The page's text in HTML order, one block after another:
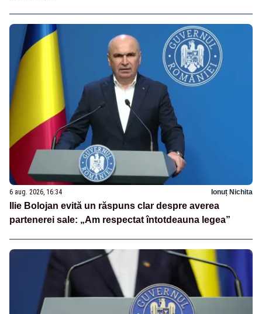
6 aug. 2026, 16:34 Ionuț Nichita
Ilie Bolojan evită un răspuns clar despre averea
partenerei sale: „Am respectat întotdeauna legea”